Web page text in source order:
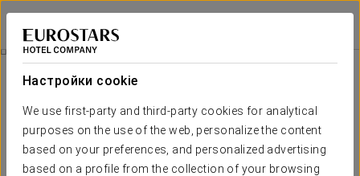
Настройки cookie
We use first-party and third-party cookies for analytical
purposes on the use of the web, personalize the content
based on your preferences, and personalized advertising
based on a profile from the collection of your browsing
Exe Las Margas Golf
УЭСКА - LATAS
Canyoning